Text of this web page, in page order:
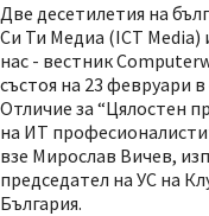
Две десетилетия на
Си Ти Медиа (ICT Media)
нас - вестник
състоя на 23 февруари
Отличие за “Цялостен
на ИТ
взе Мирослав Вичев,
председател на УС на
България.